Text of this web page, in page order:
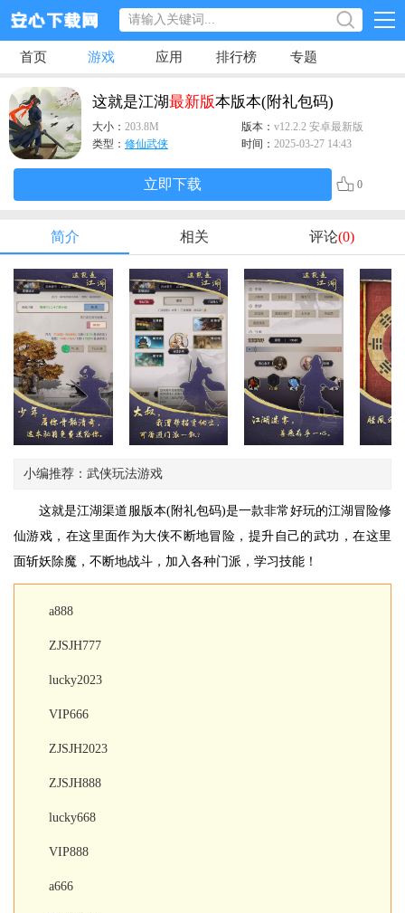
首页 游戏 应用 排行榜 专题
这就是江湖最新版本版本(附礼包码)
大小： 203.8M 版本： v12.2.2 安卓最新版
类型： 修仙武侠 时间： 2025-03-27 14:43
立即下载 0
简介 相关 评论(0)
小编推荐：武侠玩法游戏
这就是江湖渠道服版本(附礼包码)是一款非常好玩的江湖冒险修
仙游戏，在这里面作为大侠不断地冒险，提升自己的武功，在这里
面斩妖除魔，不断地战斗，加入各种门派，学习技能！
a888
ZJSJH777
lucky2023
VIP666
ZJSJH2023
ZJSJH888
lucky668
VIP888
a666